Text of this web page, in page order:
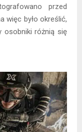
przed
więc było określić,
osobniki różnią się